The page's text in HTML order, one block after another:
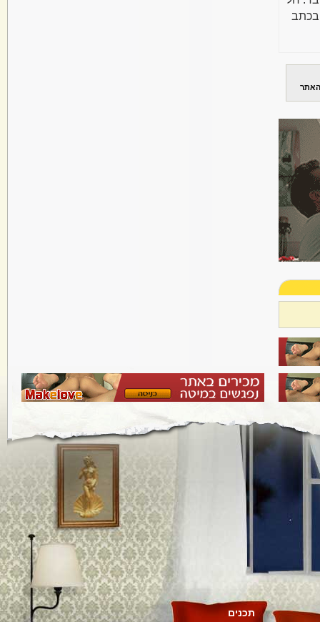
בכתב
האתר
תכנים